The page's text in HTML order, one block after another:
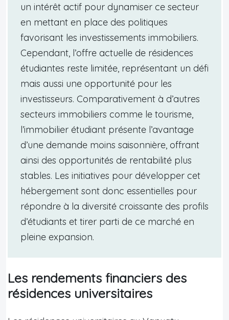
un intérêt actif pour dynamiser ce secteur
en mettant en place des politiques
favorisant les investissements immobiliers.
Cependant, l’offre actuelle de résidences
étudiantes reste limitée, représentant un défi
mais aussi une opportunité pour les
investisseurs. Comparativement à d’autres
secteurs immobiliers comme le tourisme,
l’immobilier étudiant présente l’avantage
d’une demande moins saisonnière, offrant
ainsi des opportunités de rentabilité plus
stables. Les initiatives pour développer cet
hébergement sont donc essentielles pour
répondre à la diversité croissante des profils
d’étudiants et tirer parti de ce marché en
pleine expansion.
Les rendements financiers des
résidences universitaires